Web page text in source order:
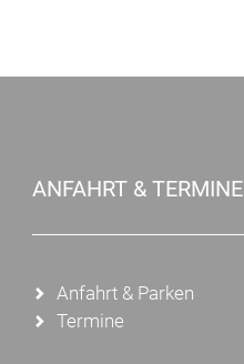
ANFAHRT & TERMINE
Anfahrt & Parken
Termine